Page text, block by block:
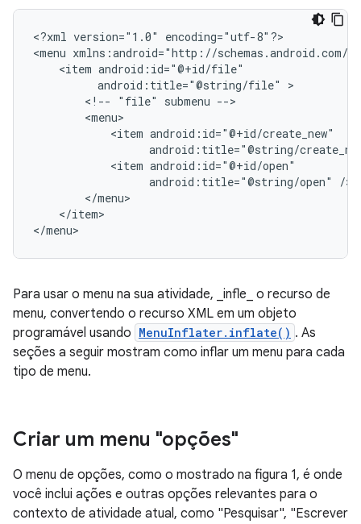
<?xml version="1.0"
encoding="utf-8"?>
<menu
<item
android:title="@string/file"
<!--
"file" submenu
<item
android:title="@string/
<item
android:title="@string/open"
</item>
</menu>
Para usar o menu na sua atividade, _infle_ o recurso de
menu, convertendo o recurso XML em um objeto
programável usando MenuInflater.inflate() . As
seções a seguir mostram como inflar um menu para cada
tipo de menu.
Criar um menu "opções"
O menu de opções, como o mostrado na figura 1, é onde
você inclui ações e outras opções relevantes para o
contexto de atividade atual, como "Pesquisar", "Escrever